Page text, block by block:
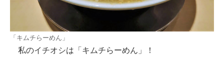
「キムチらーめん」
私のイチオシは「キムチらーめん」！